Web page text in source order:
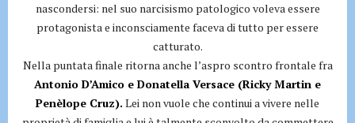
nascondersi: nel suo narcisismo patologico voleva essere
protagonista e inconsciamente faceva di tutto per essere
catturato.
Nella puntata finale ritorna anche l’aspro scontro frontale fra
Antonio D’Amico e Donatella Versace (Ricky Martin e
Penèlope Cruz). Lei non vuole che continui a vivere nelle